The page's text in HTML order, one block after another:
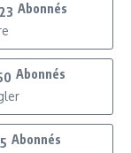
Abonnés
Abonnés
Abonnés